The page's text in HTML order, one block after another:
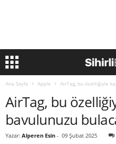
Ana Sayfa Apple AirTag, bu özelliğiyle
AirTag, bu
bavulunuzu
Yazar: Alperen Esin - 09 Şubat 2025